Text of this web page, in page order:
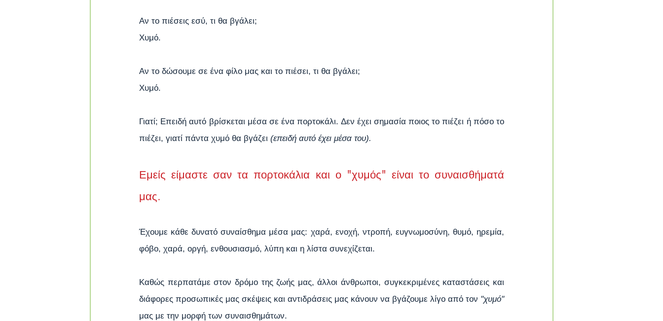
Αν το πιέσεις εσύ, τι θα βγάλει;
Χυμό.
Αν το δώσουμε σε ένα φίλο μας και το πιέσει, τι θα βγάλει;
Χυμό.
Γιατί; Επειδή αυτό βρίσκεται μέσα σε ένα πορτοκάλι. Δεν έχει σημασία ποιος το πιέζει ή πόσο το
πιέζει, γιατί πάντα χυμό θα βγάζει (επειδή αυτό έχει μέσα του).
Εμείς είμαστε σαν τα πορτοκάλια και ο "χυμός" είναι το συναισθήματά
μας.
Έχουμε κάθε δυνατό συναίσθημα μέσα μας: χαρά, ενοχή, ντροπή, ευγνωμοσύνη, θυμό, ηρεμία,
φόβο, χαρά, οργή, ενθουσιασμό, λύπη και η λίστα συνεχίζεται.
Καθώς περπατάμε στον δρόμο της ζωής μας, άλλοι άνθρωποι, συγκεκριμένες καταστάσεις και
διάφορες προσωπικές μας σκέψεις και αντιδράσεις μας κάνουν να βγάζουμε λίγο από τον "χυμό"
μας με την μορφή των συναισθημάτων.